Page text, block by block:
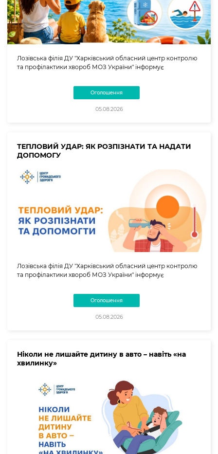
Лозівська філія ДУ "Харківський обласний центр контролю
та профілактики хвороб МОЗ України" інформує
Оголошення
05.08.2026
ТЕПЛОВИЙ УДАР: ЯК РОЗПІЗНАТИ ТА НАДАТИ
ДОПОМОГУ
Лозівська філія ДУ "Харківський обласний центр контролю
та профілактики хвороб МОЗ України" інформує
Оголошення
05.08.2026
Ніколи не лишайте дитину в авто – навіть «на
хвилинку»